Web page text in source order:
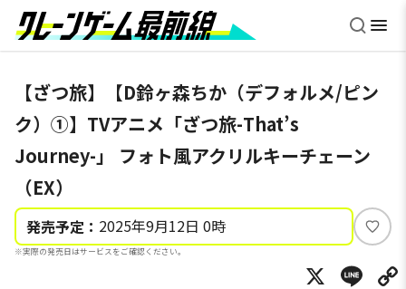
【ざつ旅】【D鈴ヶ森ちか（デフォルメ/ピン
ク）①】TVアニメ「ざつ旅-That’s
Journey-」 フォト風アクリルキーチェーン
（EX）
発売予定： 2025年9月12日 0時
※実際の発売日はサービスをご確認ください。
い
ね
X